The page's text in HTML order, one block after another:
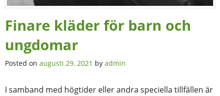
Finare kläder för barn och
ungdomar
Posted on augusti 29, 2021 by admin
I samband med högtider eller andra speciella tillfällen är